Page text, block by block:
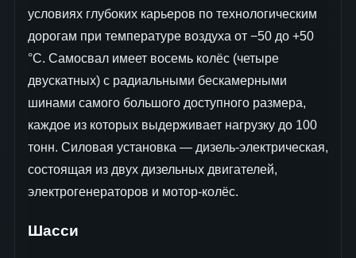
условиях глубоких карьеров по технологическим
дорогам при температуре воздуха от −50 до +50
°C. Самосвал имеет восемь колёс (четыре
двускатных) с радиальными бескамерными
шинами самого большого доступного размера,
каждое из которых выдерживает нагрузку до 100
тонн. Силовая установка — дизель-электрическая,
состоящая из двух дизельных двигателей,
электрогенераторов и мотор-колёс.
Шасси